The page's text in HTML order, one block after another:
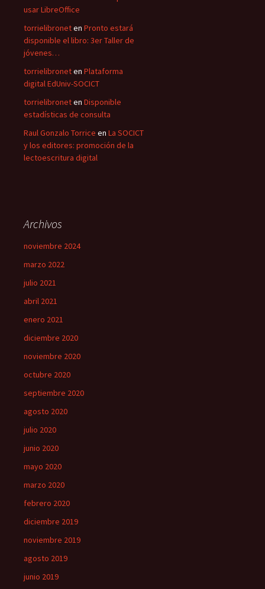
usar LibreOffice
torrielibroneten Pronto estará
disponible el libro: 3er Taller de
jóvenes…
torrielibroneten Plataforma
digital EdUniv-SOCICT
torrielibroneten Disponible
estadísticas de consulta
Raul Gonzalo Torrice en La SOCICT
y los editores: promoción de la
lectoescritura digital
Archivos
noviembre 2024
marzo 2022
julio 2021
abril 2021
enero 2021
diciembre 2020
noviembre 2020
octubre 2020
septiembre 2020
agosto 2020
julio 2020
junio 2020
mayo 2020
marzo 2020
febrero 2020
diciembre 2019
noviembre 2019
agosto 2019
junio 2019